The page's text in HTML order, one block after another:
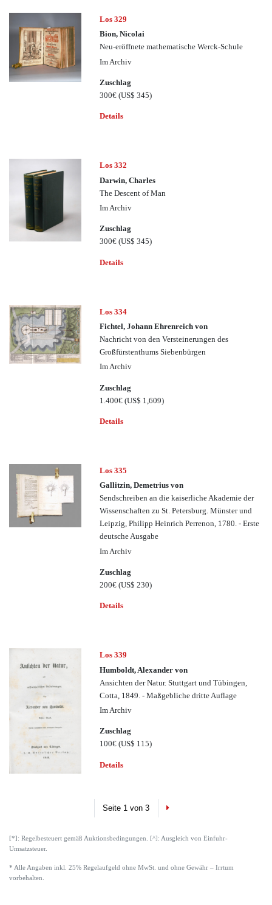
Los 329
Bion, Nicolai
Neu-eröffnete mathematische Werck-Schule
Im Archiv
Zuschlag
300€(US$ 345)
Details
Los 332
Darwin, Charles
The Descent of Man
Im Archiv
Zuschlag
300€(US$ 345)
Details
Los 334
Fichtel, Johann Ehrenreich von
Nachricht von den Versteinerungen des
Großfürstenthums Siebenbürgen
Im Archiv
Zuschlag
1.400€(US$ 1,609)
Details
Los 335
Gallitzin, Demetrius von
Sendschreiben an die kaiserliche Akademie der
Wissenschaften zu St. Petersburg. Münster und
Leipzig, Philipp Heinrich Perrenon, 1780. - Erste
deutsche Ausgabe
Im Archiv
Zuschlag
200€(US$ 230)
Details
Los 339
Humboldt, Alexander von
Ansichten der Natur. Stuttgart und Tübingen,
Cotta, 1849. - Maßgebliche dritte Auflage
Im Archiv
Zuschlag
100€(US$ 115)
Details
Seite 1 von 3 Next
[*]: Regelbesteuert gemäß Auktionsbedingungen. [^]: Ausgleich von Einfuhr-
Umsatzsteuer.
* Alle Angaben inkl. 25% Regelaufgeld ohne MwSt. und ohne Gewähr – Irrtum
vorbehalten.